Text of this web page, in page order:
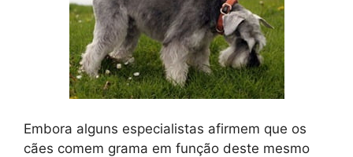
Embora alguns especialistas afirmem que os
cães comem grama em função deste mesmo